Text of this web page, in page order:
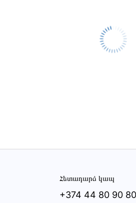
Հետադարձ կապ
+374 44 80 90 80